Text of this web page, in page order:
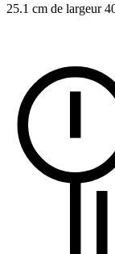
25.1 cm de largeur